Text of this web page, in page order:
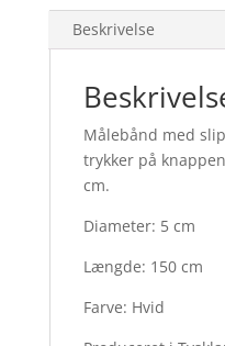
Beskrivelse
Målebånd med
trykker på
cm.
Diameter: 5 cm
Længde: 150 cm
Farve: Hvid